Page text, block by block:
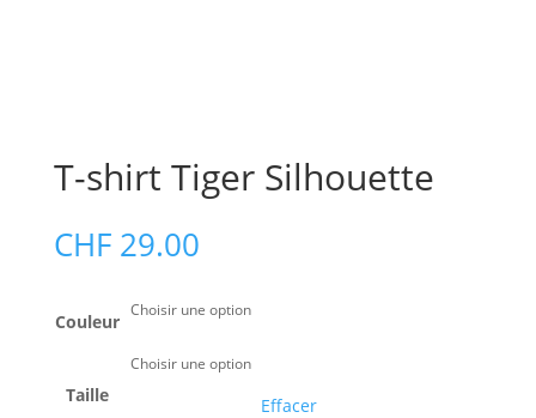
T-shirt Tiger Silhouette
CHF29.00
Couleur
Taille Effacer